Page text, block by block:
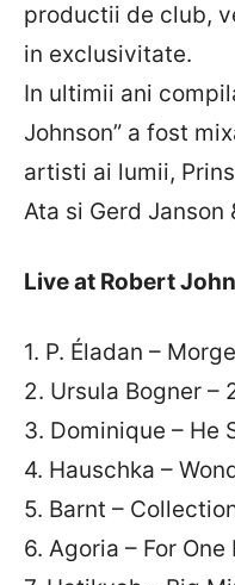
productii de club,
in exclusivitate.
In ultimii ani
Johnson” a fost
artisti ai lumii,
Ata si Gerd Janson
Live at Robert
1. P. Éladan –
2. Ursula Bogner –
3. Dominique – He
4. Hauschka –
5. Barnt –
6. Agoria – For